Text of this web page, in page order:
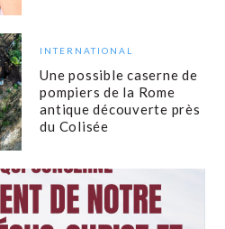
INTERNATIONAL
Une possible caserne de
pompiers de la Rome
antique découverte près
du Colisée